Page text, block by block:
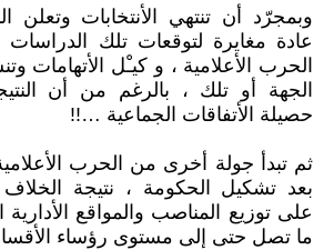
وبمجرّد أن تنتهي الأنتخابات وتعلن
عادة مغايرة لتوقعات تلك الدراسات
الحرب الأعلامية ، و كيـْل الأتهامات
الجهة أو تلك ، بالرغم من أن
حصيلة الأتفاقات الجماعية …!!
ثم تبدأ جولة أخرى من الحرب
بعد تشكيل الحكومة ، نتيجة
على توزيع المناصب والمواقع الأدارية
ما تصل حتى إلى مستوى رؤساء